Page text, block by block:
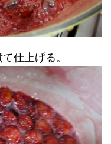
仕上げる。